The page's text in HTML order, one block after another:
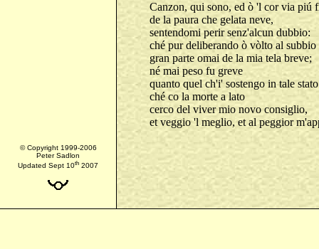
Canzon, qui sono, ed ò 'l cor via piú
de la paura che gelata neve,
sentendomi perir senz'alcun dubbio:
ché pur deliberando ò vòlto al subbio
gran parte omai de la mia tela breve;
né mai peso fu greve
quanto quel ch'i' sostengo in tale
ché co la morte a lato
cerco del viver mio novo consiglio,
et veggio 'l meglio, et al peggior
© Copyright 1999-2006
Peter Sadlon
Updated Sept 10th 2007